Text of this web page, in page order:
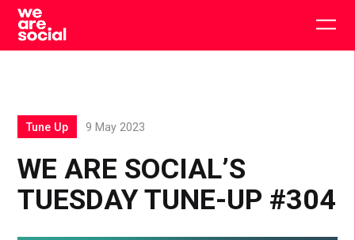
Skip
content
WE ARE SOCIAL’S
TUESDAY TUNE-UP #304
Tune Up 9 May 2023